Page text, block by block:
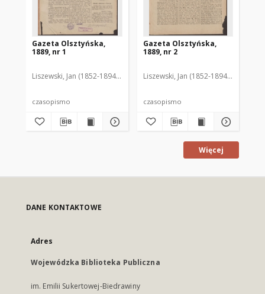
Gazeta Olsztyńska,
1889, nr 1
Liszewski, Jan (1852-1894). Red.
czasopismo
Gazeta Olsztyńska,
1889, nr 2
Liszewski, Jan (1852-1894). Red.
czasopismo
Więcej
DANE KONTAKTOWE
Adres
Wojewódzka Biblioteka Publiczna
im. Emilii Sukertowej-Biedrawiny